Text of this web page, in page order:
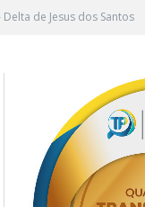
de Jesus dos Santos